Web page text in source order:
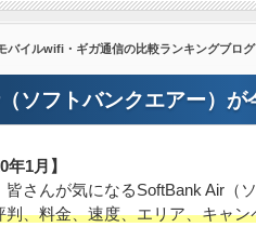
バイルwifi・ギガ通信の比較ランキングブログ
ソフトバンクエアー）が
年1月】
皆さんが気になるSoftBank Air（
判、料金、速度、エリア、キャン